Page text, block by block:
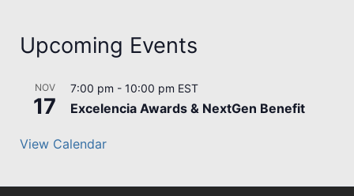
Upcoming Events
NOV
17
7:00 pm - 10:00 pm EST
Excelencia Awards & NextGen Benefit
View Calendar